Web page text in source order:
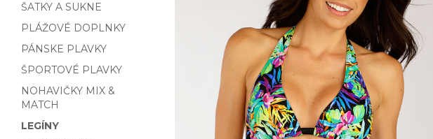
ŠATKY A SUKNE
PLÁŽOVÉ DOPLNKY
PÁNSKE PLAVKY
ŠPORTOVÉ PLAVKY
NOHAVIČKY MIX &
MATCH
LEGÍNY